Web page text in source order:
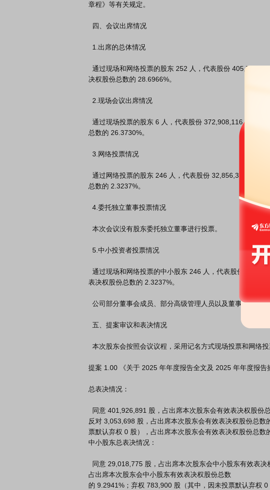
章程》等有关规定。
决权股份总数的 28.6966%。
总数的 26.3730%。
总数的 2.3237%。
表决权股份总数的 2.3237%。
提案 1.00 《关于 2025 年年度报告全文及 2025 年年度报告
总表决情况：
反对 3,053,698 股，占出席本次股东会有效表决权股份总
票默认弃权 0 股），占出席本次股东会有效表决权股份总数
中小股东总表决情况：
占出席本次股东会中小股东有效表决权股份总数
的 9.2941%；弃权 783,900 股（其中，因未投票默认弃权